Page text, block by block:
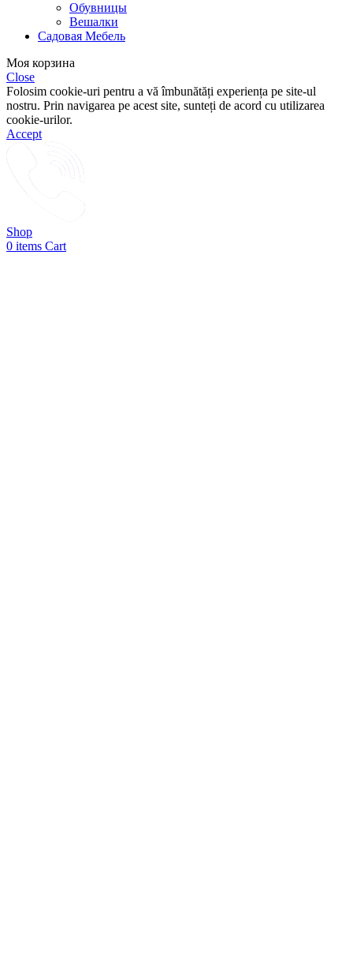
Обувницы
Вешалки
Садовая Мебель
Моя корзина
Close
Folosim cookie-uri pentru a vă îmbunătăți experiența pe site-ul
nostru. Prin navigarea pe acest site, sunteți de acord cu utilizarea
cookie-urilor.
Accept
Shop
0 items Cart